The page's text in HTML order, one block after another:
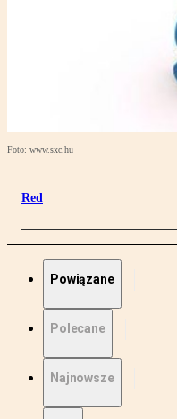
Foto: www.sxc.hu
Red
Powiązane
Polecane
Najnowsze